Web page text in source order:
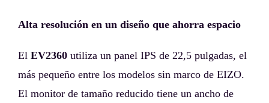
Alta resolución en un diseño que ahorra espacio
El EV2360utiliza un panel IPS de 22,5 pulgadas, el
más pequeño entre los modelos sin marco de EIZO.
El monitor de tamaño reducido tiene un ancho de